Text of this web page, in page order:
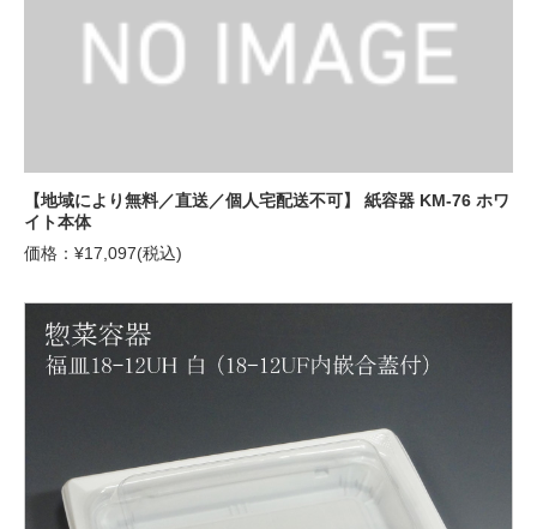
【地域により無料／直送／個人宅配送不可】 紙容器 KM-76 ホワ
イト本体
価格：¥17,097(税込)